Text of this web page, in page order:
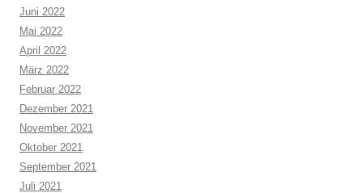
Juni 2022
Mai 2022
April 2022
März 2022
Februar 2022
Dezember 2021
November 2021
Oktober 2021
September 2021
Juli 2021